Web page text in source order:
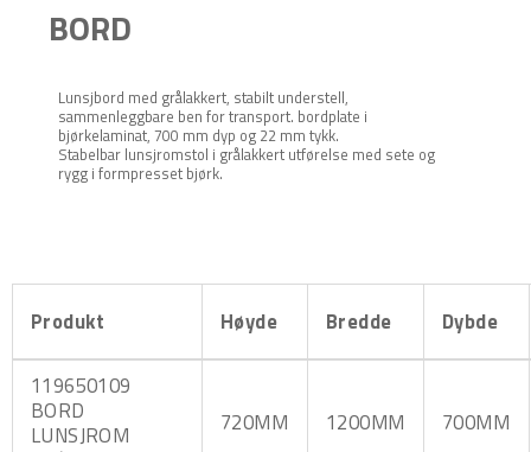
BORD
Lunsjbord med grålakkert, stabilt understell,
sammenleggbare ben for transport. bordplate i
bjørkelaminat, 700 mm dyp og 22 mm tykk.
Stabelbar lunsjromstol i grålakkert utførelse med sete og
rygg i formpresset bjørk.
Produkt Høyde Bredde Dybde
119650109
BORD
LUNSJROM
720MM 1200MM 700MM